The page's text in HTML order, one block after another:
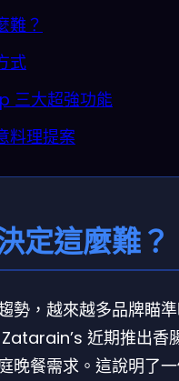
難？
式
三大超強功能
料理提案
定這麼難？
勢，越來越多品牌瞄
近期推出香
晚餐需求。這說明了